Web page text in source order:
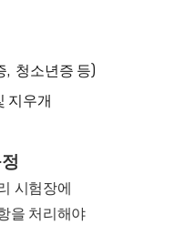
, 청소년증 등)
지우개
시험장에
을 처리해야